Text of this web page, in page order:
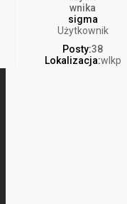
sigma
Użytkownik
Posty:38
Lokalizacja:wlkp